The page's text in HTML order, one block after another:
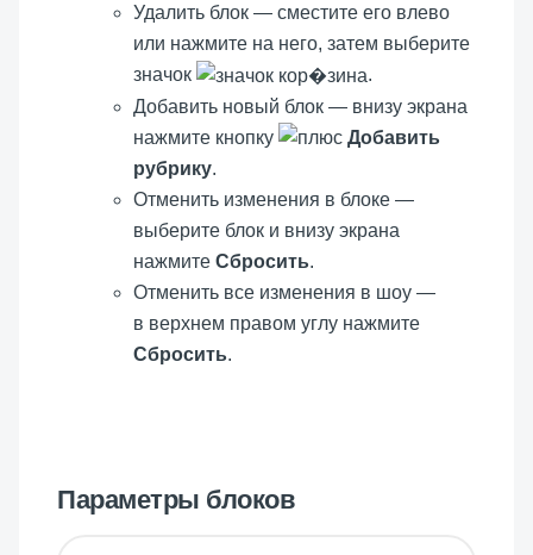
Удалить блок — сместите его влево
или нажмите на него, затем выберите
значок
.
Добавить новый блок — внизу экрана
нажмите кнопку
Добавить
рубрику.
Отменить изменения в блоке —
выберите блок и внизу экрана
нажмите Сбросить.
Отменить все изменения в шоу —
в верхнем правом углу нажмите
Сбросить.
Параметры блоков